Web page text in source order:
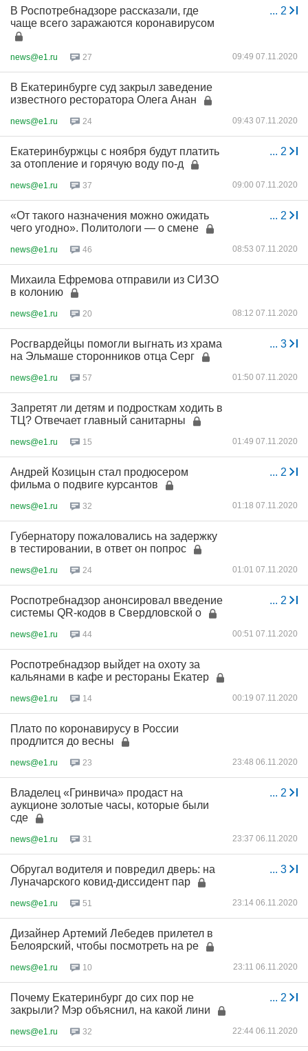
... 2
В Роспотребнадзоре рассказали, где
чаще всего заражаются коронавирусом
news@e1.ru 27 09:49 07.11.2020
В Екатеринбурге суд закрыл заведение
известного ресторатора Олега Анан
news@e1.ru 24 09:43 07.11.2020
... 2
Екатеринбуржцы с ноября будут платить
за отопление и горячую воду по-д
news@e1.ru 37 09:00 07.11.2020
... 2
«От такого назначения можно ожидать
чего угодно». Политологи — о смене
news@e1.ru 46 08:53 07.11.2020
Михаила Ефремова отправили из СИЗО
в колонию
news@e1.ru 20 08:12 07.11.2020
... 3
Росгвардейцы помогли выгнать из храма
на Эльмаше сторонников отца Серг
news@e1.ru 57 01:50 07.11.2020
Запретят ли детям и подросткам ходить в
ТЦ? Отвечает главный санитарны
news@e1.ru 15 01:49 07.11.2020
... 2
Андрей Козицын стал продюсером
фильма о подвиге курсантов
news@e1.ru 32 01:18 07.11.2020
Губернатору пожаловались на задержку
в тестировании, в ответ он попрос
news@e1.ru 24 01:01 07.11.2020
... 2
Роспотребнадзор анонсировал введение
системы QR-кодов в Свердловской о
news@e1.ru 44 00:51 07.11.2020
Роспотребнадзор выйдет на охоту за
кальянами в кафе и рестораны Екатер
news@e1.ru 14 00:19 07.11.2020
Плато по коронавирусу в России
продлится до весны
news@e1.ru 23 23:48 06.11.2020
... 2
Владелец «Гринвича» продаст на
аукционе золотые часы, которые были
сде
news@e1.ru 31 23:37 06.11.2020
... 3
Обругал водителя и повредил дверь: на
Луначарского ковид-диссидент пар
news@e1.ru 51 23:14 06.11.2020
Дизайнер Артемий Лебедев прилетел в
Белоярский, чтобы посмотреть на ре
news@e1.ru 10 23:11 06.11.2020
... 2
Почему Екатеринбург до сих пор не
закрыли? Мэр объяснил, на какой лини
news@e1.ru 32 22:44 06.11.2020